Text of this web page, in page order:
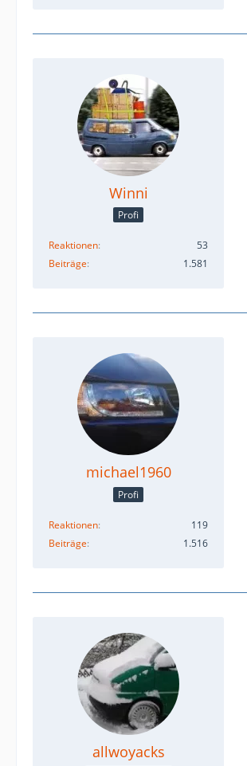
Winni
Profi
Reaktionen
53
Beiträge
1.581
michael1960
Profi
Reaktionen
119
Beiträge
1.516
allwoyacks